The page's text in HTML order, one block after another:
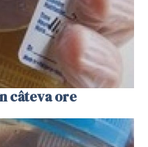
câteva ore